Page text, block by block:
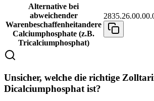
Alternative bei
abweichender
Warenbeschaffenheitandere
Calciumphosphate (z.B.
Tricalciumphosphat)
Unsicher, welche die richtige
Dicalciumphosphat ist?